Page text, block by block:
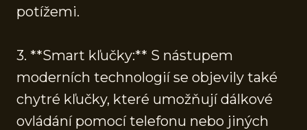
potížemi.
3. **Smart kľučky:** S nástupem
moderních technologií se objevily také
chytré kľučky, které umožňují dálkové
ovládání pomocí telefonu nebo jiných